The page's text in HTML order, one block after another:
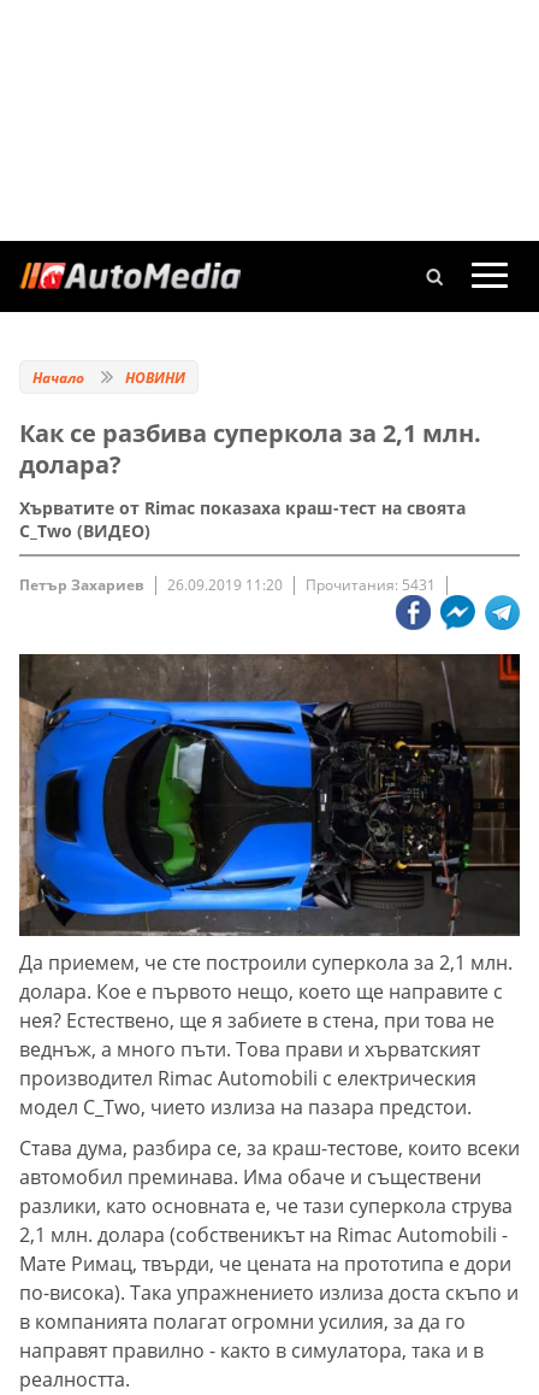
Начало НОВИНИ
Как се разбива суперкола за 2,1 млн.
долара?
Хърватите от Rimac показаха краш-тест на своята
C_Two (ВИДЕО)
Петър Захариев 26.09.2019 11:20 Прочитания: 5431
Да приемем, че сте построили суперкола за 2,1 млн.
долара. Кое е първото нещо, което ще направите с
нея? Естествено, ще я забиете в стена, при това не
веднъж, а много пъти. Това прави и хърватският
производител Rimac Automobili с електрическия
модел C_Two, чието излиза на пазара предстои.
Става дума, разбира се, за краш-тестове, които всеки
автомобил преминава. Има обаче и съществени
разлики, като основната е, че тази суперкола струва
2,1 млн. долара (собственикът на Rimac Automobili -
Мате Римац, твърди, че цената на прототипа е дори
по-висока). Така упражнението излиза доста скъпо и
в компанията полагат огромни усилия, за да го
направят правилно - както в симулатора, така и в
реалността.